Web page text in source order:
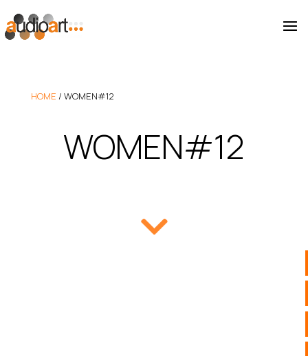
HOME / WOMEN#12
WOMEN#12
